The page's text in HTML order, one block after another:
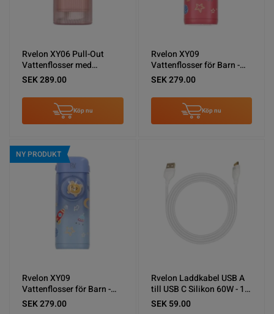
Rvelon XY06 Pull-Out
Vattenflosser med
spolning - Rosa
SEK 289.00
Köp nu
Rvelon XY09
Vattenflosser för Barn -
Rosa
SEK 279.00
Köp nu
NY PRODUKT
Rvelon XY09
Vattenflosser för Barn -
Blå
SEK 279.00
Rvelon Laddkabel USB A
till USB C Silikon 60W - 1M
Vit
SEK 59.00